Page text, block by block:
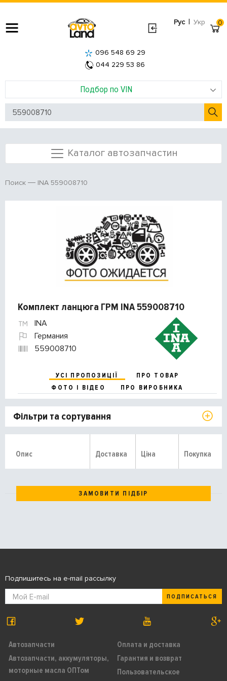
Рус | Укр
Подбор по VIN
096 548 69 29
044 229 53 86
0
Каталог автозапчастин
Поиск INA 559008710
Комплект ланцюга ГРМ INA 559008710
INA
Германия
559008710
УСІ ПРОПОЗИЦІЇ
ПРО ТОВАР
ФОТО І ВІДЕО
ПРО ВИРОБНИКА
Фільтри та сортування
Опис Доставка Ціна Покупка
ЗАМОВИТИ ПІДБІР
Автозапчасти
Автозапчасти, аккумуляторы,
моторные масла ОПТом
Оплата и доставка
Гарантия и возврат
Пользовательское
Подпишитесь на e-mail рассылку
ПОДПИСАТЬСЯ